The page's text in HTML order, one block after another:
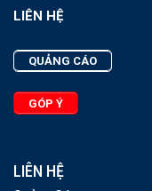
LIÊN HỆ
QUẢNG CÁO
GÓP Ý
LIÊN HỆ